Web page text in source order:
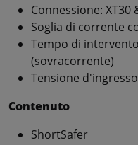
Connessione: XT30
Soglia di corrente
Tempo di
(sovracorrente)
Tensione
Contenuto
ShortSafer